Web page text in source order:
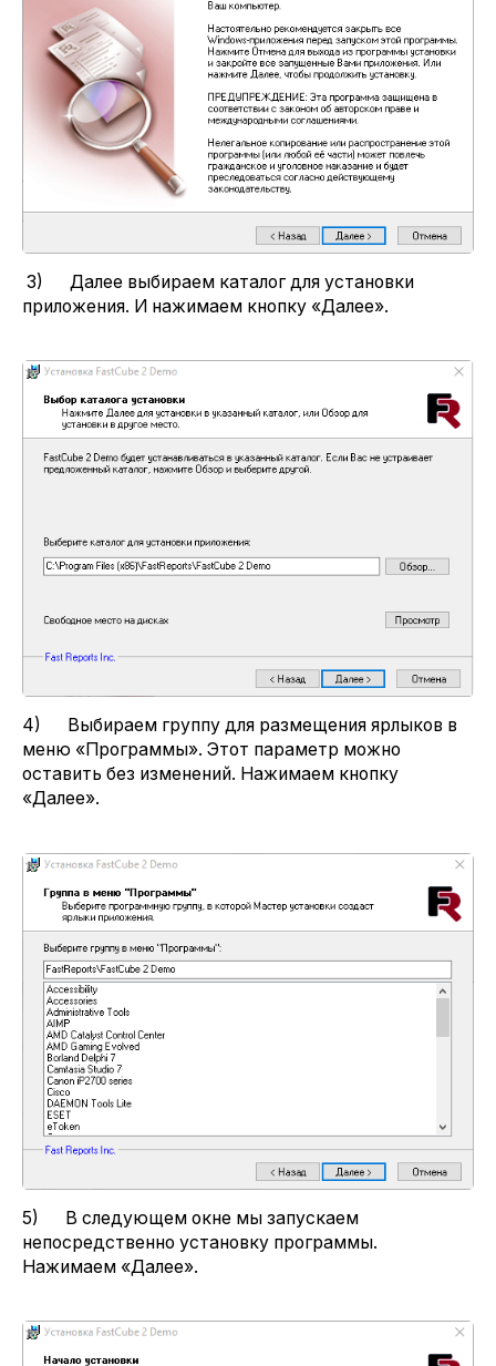
3) Далее выбираем каталог для установки
приложения. И нажимаем кнопку «Далее».
4) Выбираем группу для размещения ярлыков в
меню «Программы». Этот параметр можно
оставить без изменений. Нажимаем кнопку
«Далее».
5) В следующем окне мы запускаем
непосредственно установку программы.
Нажимаем «Далее».